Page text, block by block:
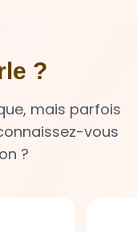
?
mais parfois
vous
?